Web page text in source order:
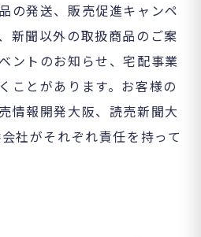
の発送、販売促進キャンペ
新聞以外の取扱商品のご案
ントのお知らせ、宅配事業
ことがあります。お客様の
情報開発大阪、読売新聞大
社がそれぞれ責任を持って